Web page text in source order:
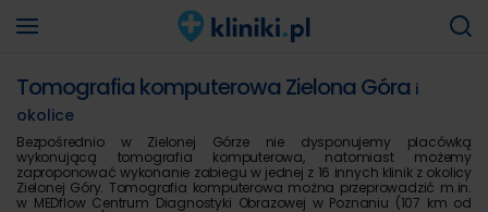
Tomografia komputerowa Zielona Góra i
okolice
Bezpośrednio w Zielonej Górze nie dysponujemy placówką
wykonującą tomografia komputerowa, natomiast możemy
zaproponować wykonanie zabiegu w jednej z 16 innych klinik z okolicy
Zielonej Góry. Tomografia komputerowa można przeprowadzić m.in.
w MEDflow Centrum Diagnostyki Obrazowej w Poznaniu (107 km od